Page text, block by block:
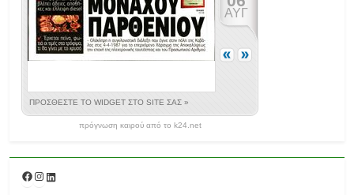
πρόγνωση καιρού από το k24.net
Facebook
Instagram
Linkedin